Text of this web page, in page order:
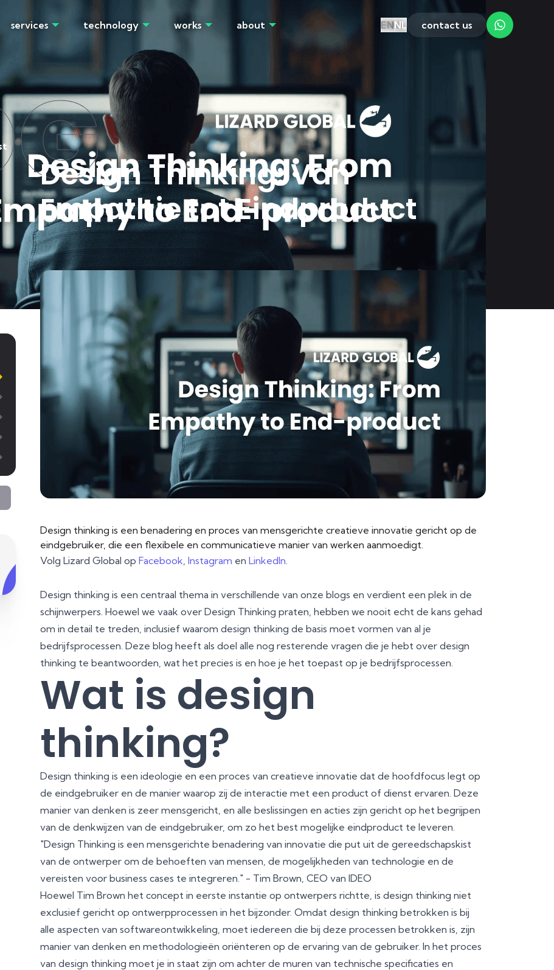
services technology works about ENNL contact us
Design Thinking: Van
Empathie tot Eindproduct
Design thinking is een benadering en proces van mensgerichte creatieve innovatie gericht op de
eindgebruiker, die een flexibele en communicatieve manier van werken aanmoedigt.
Volg Lizard Global op Facebook, Instagram en LinkedIn.
Design thinking is een centraal thema in verschillende van onze blogs en verdient een plek in de
schijnwerpers. Hoewel we vaak over Design Thinking praten, hebben we nooit echt de kans gehad
om in detail te treden, inclusief waarom design thinking de basis moet vormen van al je
bedrijfsprocessen. Deze blog heeft als doel alle nog resterende vragen die je hebt over design
thinking te beantwoorden, wat het precies is en hoe je het toepast op je bedrijfsprocessen.
Wat is design
thinking?
Design thinking is een ideologie en een proces van creatieve innovatie dat de hoofdfocus legt op
de eindgebruiker en de manier waarop zij de interactie met een product of dienst ervaren. Deze
manier van denken is zeer mensgericht, en alle beslissingen en acties zijn gericht op het begrijpen
van de denkwijzen van de eindgebruiker, om zo het best mogelijke eindproduct te leveren.
"Design Thinking is een mensgerichte benadering van innovatie die put uit de gereedschapskist
van de ontwerper om de behoeften van mensen, de mogelijkheden van technologie en de
vereisten voor business cases te integreren." - Tim Brown, CEO van IDEO
Hoewel Tim Brown het concept in eerste instantie op ontwerpers richtte, is design thinking niet
exclusief gericht op ontwerpprocessen in het bijzonder. Omdat design thinking betrokken is bij
alle aspecten van softwareontwikkeling, moet iedereen die bij deze processen betrokken is, zijn
manier van denken en methodologieën oriënteren op de ervaring van de gebruiker. In het proces
van design thinking moet je in staat zijn om achter de muren van technische specificaties en